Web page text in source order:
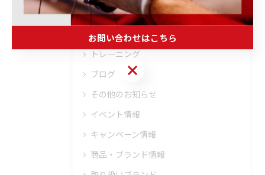
フィッティング
オーバーホール
トレーニング
ブログ
その他のお知らせ
イベント情報
キャンペーン情報
商品・ブランド情報
お問い合わせはこちら
お問い合わせはこちら